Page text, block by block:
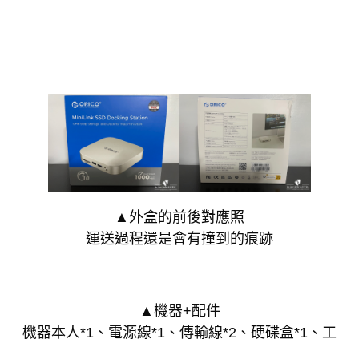
▲外盒的前後對應照
運送過程還是會有撞到的痕跡
▲機器+配件
機器本人*1、電源線*1、傳輸線*2、硬碟盒*1、工